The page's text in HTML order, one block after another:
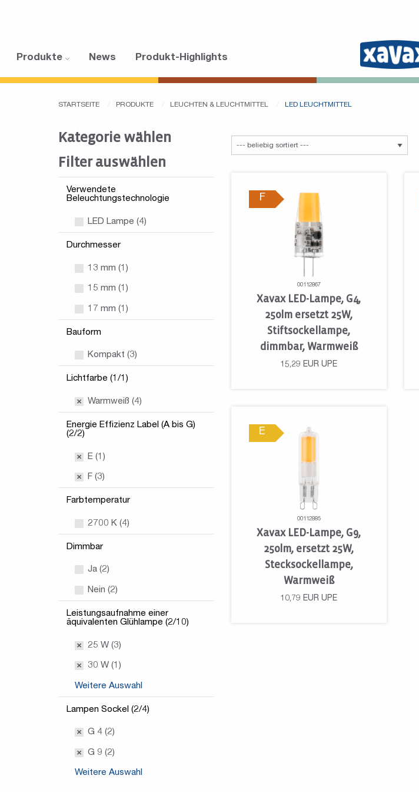
Produkte News Produkt-Highlights
STARTSEITE PRODUKTE LEUCHTEN & LEUCHTMITTEL LED LEUCHTMITTEL
Kategorie wählen
Filter auswählen
Verwendete
Beleuchtungstechnologie
LED Lampe (4)
Durchmesser
13 mm (1)
15 mm (1)
17 mm (1)
Bauform
Kompakt (3)
Lichtfarbe (1/1)
Warmweiß (4)
Energie Effizienz Label (A bis G)
(2/2)
E (1)
F (3)
Farbtemperatur
2700 K (4)
Dimmbar
Ja (2)
Nein (2)
Leistungsaufnahme einer
äquivalenten Glühlampe (2/10)
25 W (3)
30 W (1)
Weitere Auswahl
Lampen Sockel (2/4)
G 4 (2)
G 9 (2)
Weitere Auswahl
F
00112867
Xavax LED-Lampe, G4,
250lm ersetzt 25W,
Stiftsockellampe,
dimmbar, Warmweiß
15,29 EUR UPE
E
00112885
Xavax LED-Lampe, G9,
250lm, ersetzt 25W,
Stecksockellampe,
Warmweiß
10,79 EUR UPE